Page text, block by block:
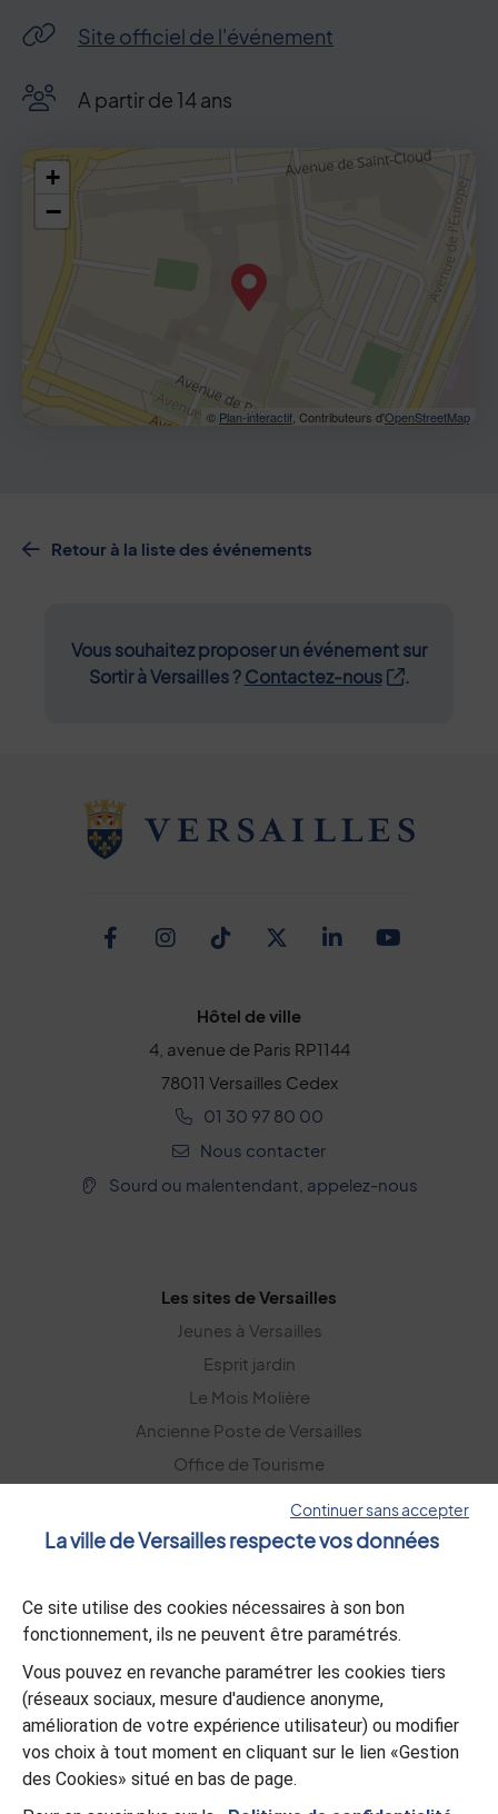
Site officiel de l'événement
A partir de 14 ans
48.803773,2.128564
+
−
© Plan-interactif , Contributeurs d'OpenStreetMap
Retour à la liste des événements
Vous souhaitez proposer un événement sur
Sortir à Versailles ?Contactez-nous .
Facebook
Instagram
TikTokTwitter
Linkedin
Hôtel de ville
4, avenue de Paris RP1144
78011 Versailles Cedex
01 30 97 80 00
Nous contacter
Sourd ou malentendant, appelez-nous
Les sites de Versailles
Jeunes à Versailles
Esprit jardin
Le Mois Molière
Ancienne Poste de Versailles
Office de Tourisme
S’abonner
L’appli Versailles
Télécharger
Continuer sans accepter
La ville de Versailles respecte vos données
Ce site utilise des cookies nécessaires à son bon
fonctionnement, ils ne peuvent être paramétrés.
Vous pouvez en revanche paramétrer les cookies tiers
(réseaux sociaux, mesure d'audience anonyme,
amélioration de votre expérience utilisateur) ou modifier
vos choix à tout moment en cliquant sur le lien «Gestion
des Cookies» situé en bas de page.